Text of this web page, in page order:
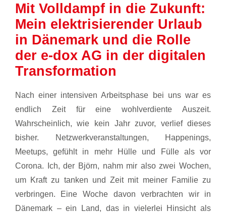
Mit Volldampf in die Zukunft:
Mein elektrisierender Urlaub
in Dänemark und die Rolle
der e-dox AG in der digitalen
Transformation
Nach einer intensiven Arbeitsphase bei uns war es
endlich Zeit für eine wohlverdiente Auszeit.
Wahrscheinlich, wie kein Jahr zuvor, verlief dieses
bisher. Netzwerkveranstaltungen, Happenings,
Meetups, gefühlt in mehr Hülle und Fülle als vor
Corona. Ich, der Björn, nahm mir also zwei Wochen,
um Kraft zu tanken und Zeit mit meiner Familie zu
verbringen. Eine Woche davon verbrachten wir in
Dänemark – ein Land, das in vielerlei Hinsicht als